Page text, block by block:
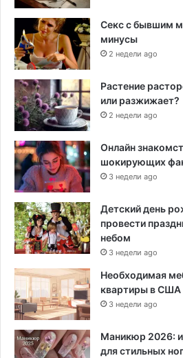
Секс с бывшим
минусы
2 недели ago
Растение
или разжижает?
2 недели ago
Онлайн
шокирующих
3 недели ago
Детский день
провести
небом
3 недели ago
Необходимая
квартиры в США
3 недели ago
Маникюр 2026:
для стильных